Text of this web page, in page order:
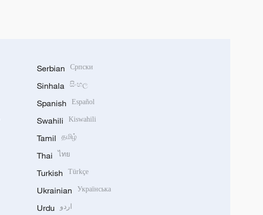
Serbian Српски
Sinhala සිංහල
Spanish Español
Swahili Kiswahili
Tamil தமிழ்
Thai ไทย
Turkish Türkçe
Ukrainian Українська
Urdu اردو